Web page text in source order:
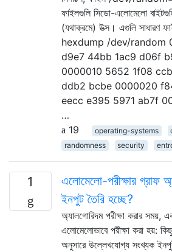
ফাইলগুলি সিডো-এলোমেলো
(যথাক্রমে) উত্স। এগুলি সাধারণ
hexdump /dev/random
d9e7 44bb 1ac9 d06f
0000010 5652 1f08
ddb2 bcbe 0000020
eecc e395 5971 ab7f
…
19
operating-systems
randomness
security
1
এলোমেলো-পরীক্ষার গ্রাফ
ইনপুট তৈরি হচ্ছে?
অ্যালগোরিদম পরীক্ষা করার সময়,
এলোমেলোভাবে পরীক্ষা করা হয়:
অনুসারে উল্লেখযোগ্য সংখ্যক